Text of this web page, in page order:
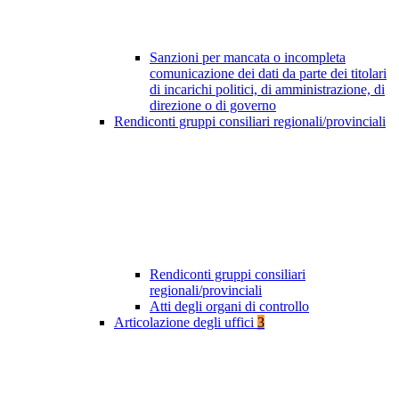
Sanzioni per mancata o incompleta
comunicazione dei dati da parte dei titolari
di incarichi politici, di amministrazione, di
direzione o di governo
Rendiconti gruppi consiliari regionali/provinciali
Rendiconti gruppi consiliari
regionali/provinciali
Atti degli organi di controllo
Articolazione degli uffici 3